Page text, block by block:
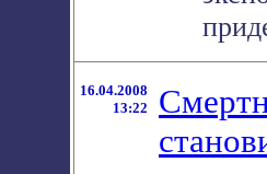
16.04.2008
13:22